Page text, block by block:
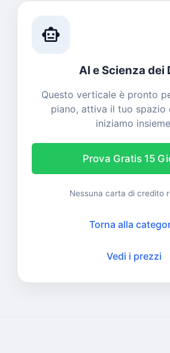
smart_toy
AI e Scienza dei
Questo verticale è pronto
piano, attiva il tuo spazio
iniziamo
Prova Gratis 15
Nessuna carta di credito
Torna alla
Vedi i prezzi